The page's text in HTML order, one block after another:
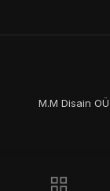
M.M Disain